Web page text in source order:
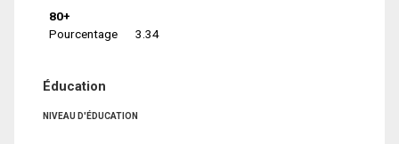
80+
Pourcentage
3.34
Éducation
NIVEAU D'ÉDUCATION